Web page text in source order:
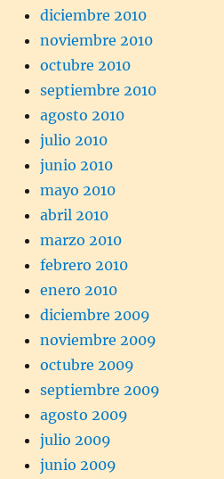
diciembre 2010
noviembre 2010
octubre 2010
septiembre 2010
agosto 2010
julio 2010
junio 2010
mayo 2010
abril 2010
marzo 2010
febrero 2010
enero 2010
diciembre 2009
noviembre 2009
octubre 2009
septiembre 2009
agosto 2009
julio 2009
junio 2009